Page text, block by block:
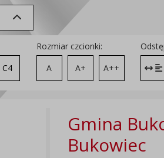
C4
Rozmiar czcionki:
A
A+ A++
Gmina
Bukowiec